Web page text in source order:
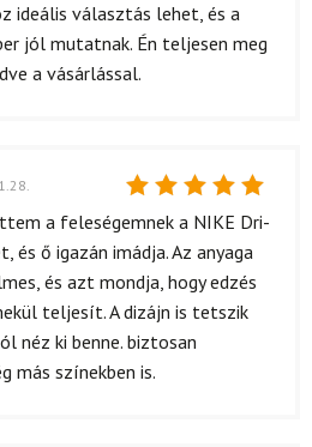
ideális választás lehet, és a
jól mutatnak. Én teljesen meg
a vásárlással.
Értékelés:
a feleségemnek a NIKE Dri-
és ő igazán imádja. Az anyaga
és azt mondja, hogy edzés
teljesít. A dizájn is tetszik
néz ki benne. biztosan
más színekben is.